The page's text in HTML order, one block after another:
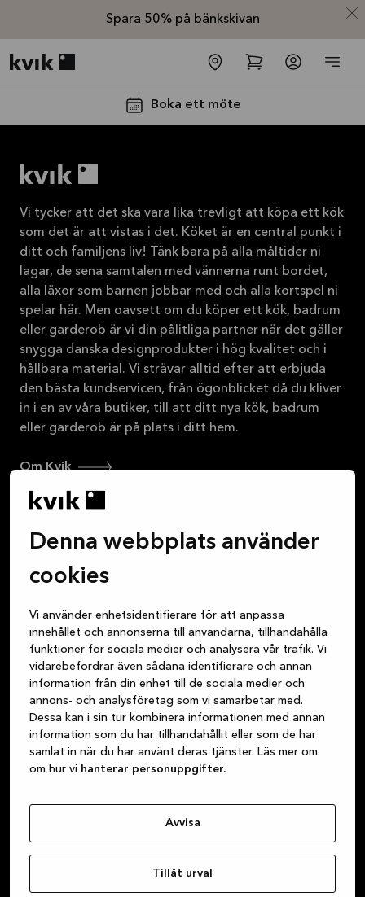
Denna webbplats använder
cookies
Vi använder enhetsidentifierare för att anpassa
innehållet och annonserna till användarna, tillhandahålla
funktioner för sociala medier och analysera vår trafik. Vi
vidarebefordrar även sådana identifierare och annan
information från din enhet till de sociala medier och
annons- och analysföretag som vi samarbetar med.
Dessa kan i sin tur kombinera informationen med annan
information som du har tillhandahållit eller som de har
samlat in när du har använt deras tjänster. Läs mer om
om hur vi hanterar personuppgifter.
Avvisa
Tillåt urval
Spara 50% på bänkskivan
Boka ett möte
-50% på
bänkskivan
2026-08-31
Läs
mer
Vi tycker att det ska vara lika trevligt att köpa ett kök
som det är att vistas i det. Köket är en central punkt i
ditt och familjens liv! Tänk bara på alla måltider ni
lagar, de sena samtalen med vännerna runt bordet,
alla läxor som barnen jobbar med och alla kortspel ni
spelar här. Men oavsett om du köper ett kök, badrum
eller garderob är vi din pålitliga partner när det gäller
snygga danska designprodukter i hög kvalitet och i
hållbara material. Vi strävar alltid efter att erbjuda
den bästa kundservicen, från ögonblicket då du kliver
in i en av våra butiker, till att ditt nya kök, badrum
eller garderob är på plats i ditt hem.
Om Kvik
Logga in på MyKvik
Hitta butik
Prenumerera på vårt
erbjudanden
Prenumerera på vårt nyhetsbrev för att hänga